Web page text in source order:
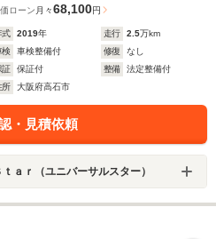
ローン 月々68,100円
式 2019年 走行 2.5万km
検
車検整備付 修復
なし
証
保証付 整備
法定整備付
所
大阪府高石市
・見積依頼
ａｒ（ユニバーサルスター）